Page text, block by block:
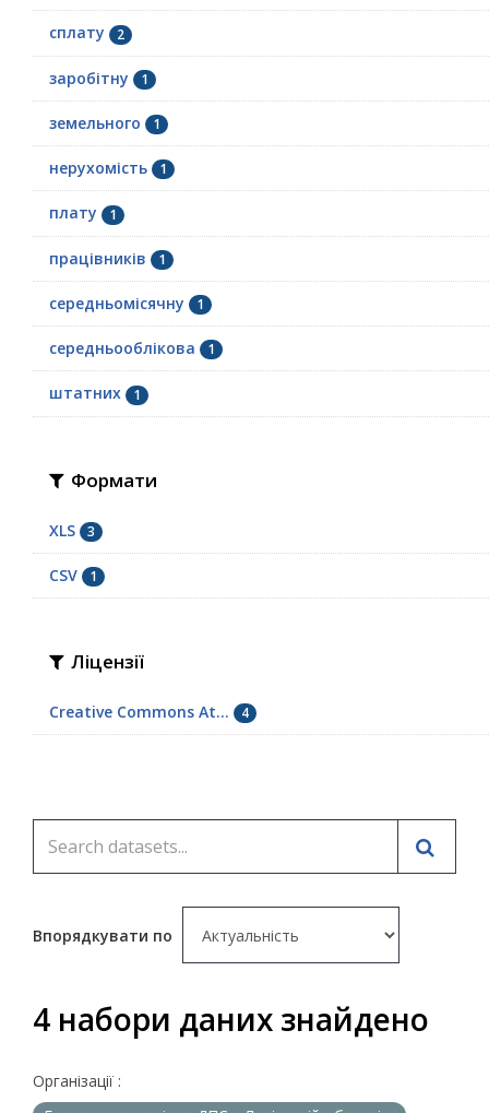
сплату 2
заробітну 1
земельного 1
нерухомість 1
плату 1
працівників 1
середньомісячну 1
середньооблікова 1
штатних 1
Формати
XLS 3
CSV 1
Ліцензії
Creative Commons At... 4
Впорядкувати по
4 набори даних знайдено
Організації :